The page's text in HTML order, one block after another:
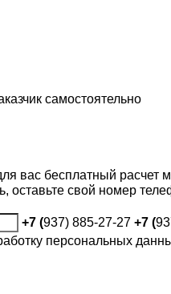
самостоятельно
вас бесплатный расчет
оставьте свой номер
+7 (937) 885-27-27 +7 (
персональных